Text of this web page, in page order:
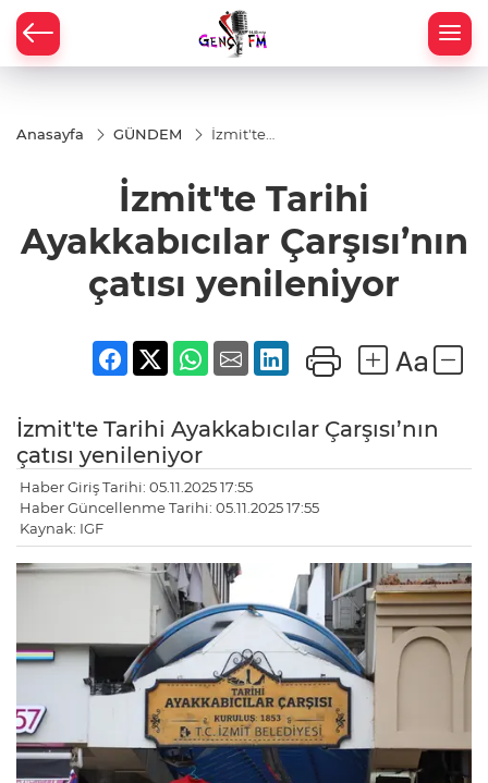
Anasayfa GÜNDEM
İzmit'te
Çarşısı’nın
çatısı
İzmit'te Tarihi
Ayakkabıcılar Çarşısı’nın
çatısı yenileniyor
İzmit'te Tarihi Ayakkabıcılar Çarşısı’nın
çatısı yenileniyor
Haber Giriş Tarihi: 05.11.2025 17:55
Haber Güncellenme Tarihi: 05.11.2025 17:55
Kaynak: IGF